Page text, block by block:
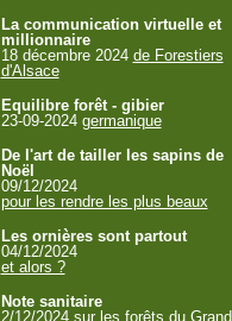
La communication virtuelle et
millionnaire
18 décembre 2024 de Forestiers
d'Alsace
Equilibre forêt - gibier
23-09-2024 germanique
De l'art de tailler les sapins de
Noël
09/12/2024
pour les rendre les plus beaux
Les ornières sont partout
04/12/2024
et alors ?
Note sanitaire
2/12/2024 sur les forêts du Grand